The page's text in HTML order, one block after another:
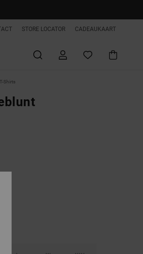
STORE LOCATOR CADEAUKAART
T-Shirts